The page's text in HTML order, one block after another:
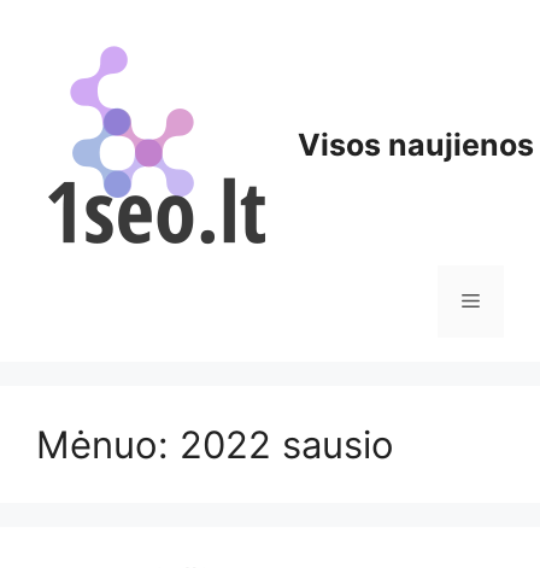
Visos
Meniu
Mėnuo: 2022 sausio